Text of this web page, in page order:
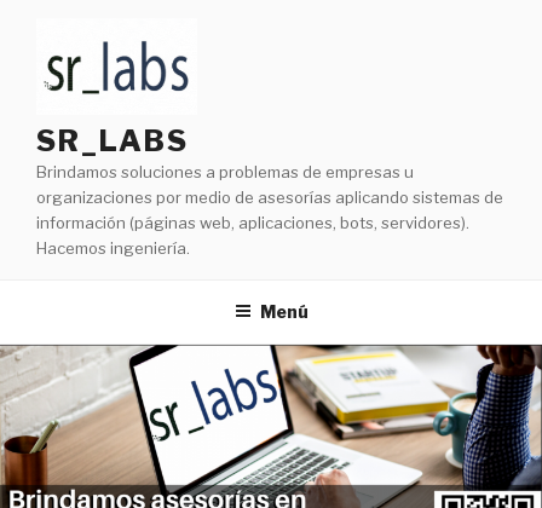
contenido
SR_LABS
Brindamos soluciones a problemas de empresas u
organizaciones por medio de asesorías aplicando sistemas de
información (páginas web, aplicaciones, bots, servidores).
Hacemos ingeniería.
Menú